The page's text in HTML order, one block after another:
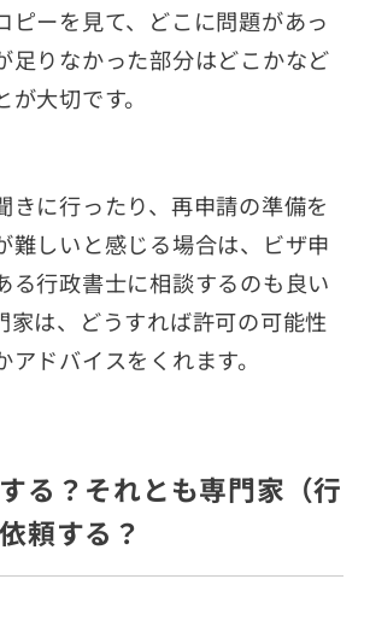
ピーを見て、どこに問題があっ
足りなかった部分はどこかなど
大切です。
きに行ったり、再申請の準備を
難しいと感じる場合は、ビザ申
る行政書士に相談するのも良い
家は、どうすれば許可の可能性
アドバイスをくれます。
る？それとも専門家（行
頼する？